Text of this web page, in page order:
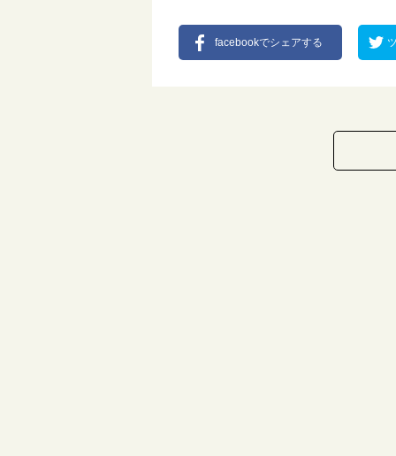
facebookでシェアする